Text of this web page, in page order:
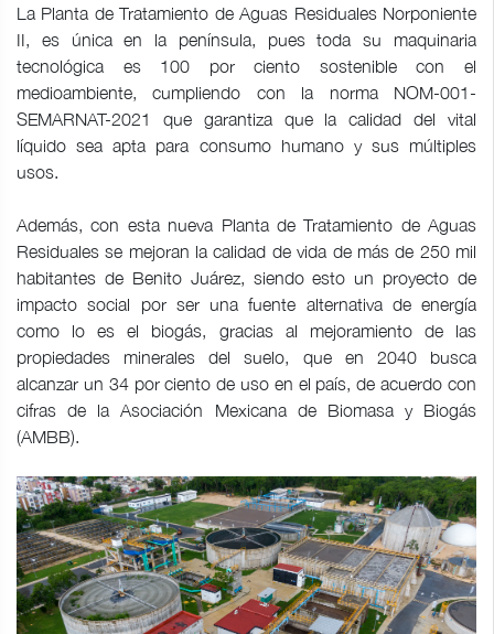
La Planta de Tratamiento de Aguas Residuales Norponiente
II, es única en la península, pues toda su maquinaria
tecnológica es 100 por ciento sostenible con el
medioambiente, cumpliendo con la norma NOM-001-
SEMARNAT-2021 que garantiza que la calidad del vital
líquido sea apta para consumo humano y sus múltiples
usos.
Además, con esta nueva Planta de Tratamiento de Aguas
Residuales se mejoran la calidad de vida de más de 250 mil
habitantes de Benito Juárez, siendo esto un proyecto de
impacto social por ser una fuente alternativa de energía
como lo es el biogás, gracias al mejoramiento de las
propiedades minerales del suelo, que en 2040 busca
alcanzar un 34 por ciento de uso en el país, de acuerdo con
cifras de la Asociación Mexicana de Biomasa y Biogás
(AMBB).